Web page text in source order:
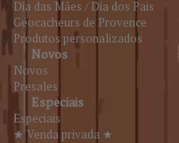
Dia das Mães / Dia dos Pais
Géocacheurs de Provence
Produtos personalizados
Novos
Novos
Presales
Especiais
Especiais
★ Venda privada ★